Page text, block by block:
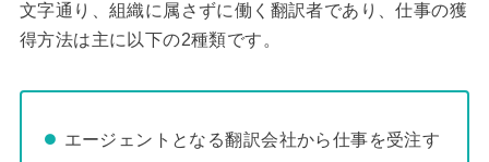
文字通り、組織に属さずに働く翻訳者であり、仕事の獲
得方法は主に以下の2種類です。
エージェントとなる翻訳会社から仕事を受注す